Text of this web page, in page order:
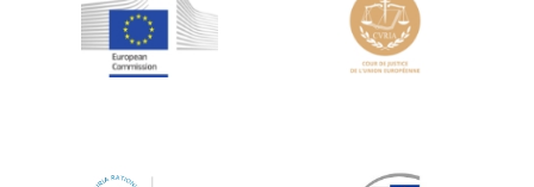
Jean-Louis Schiltz
Jean-Victor Louis